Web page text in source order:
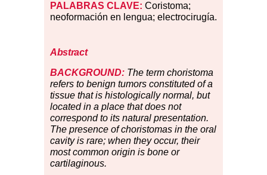
PALABRAS CLAVE: Coristoma;
neoformación en lengua; electrocirugía.
Abstract
BACKGROUND: The term choristoma
refers to benign tumors constituted of a
tissue that is histologically normal, but
located in a place that does not
correspond to its natural presentation.
The presence of choristomas in the oral
cavity is rare; when they occur, their
most common origin is bone or
cartilaginous.